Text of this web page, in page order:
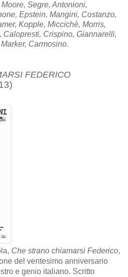
Segre, Antonioni,
Epstein, Mangini, Costanzo,
Kopple, Miccichè, Morris,
Crispino, Giannarelli,
Carmosino.
FEDERICO
Che strano chiamarsi Federico,
del ventesimo anniversario
e genio italiano. Scritto